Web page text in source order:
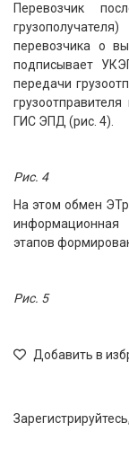
Перевозчик
перевозчика о
подписывает
передачи
ГИС ЭПД (рис. 4).
Рис. 4
На этом обмен
этапов
Рис. 5
Добавить в